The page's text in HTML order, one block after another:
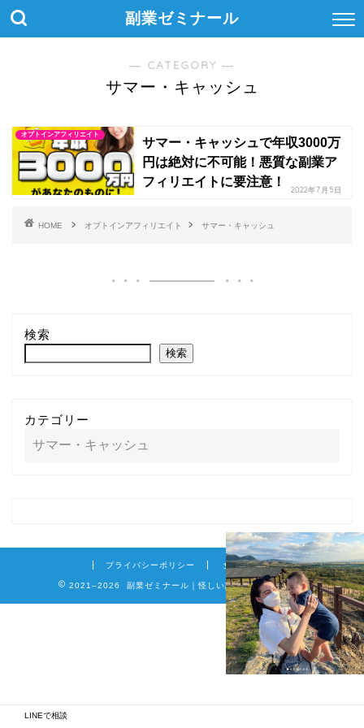
副業ゼミナール
― CATEGORY ―
サマー・キャッシュ
オプトインアフィリエイト
サマー・キャッシュで年収3000万
円は絶対に不可能！悪質な副業ア
フィリエイトに要注意！
2022年7月5日
HOME オプトインアフィリエイト サマー・キャッシュ
検索
検索
カテゴリー
プライバシーポリシー 免責事項
2021–2026 副業ゼミナール｜怪しい詐欺副業を徹底調査
LINEで相談